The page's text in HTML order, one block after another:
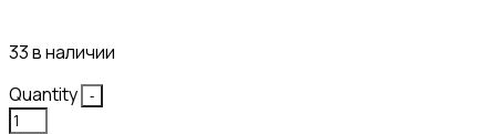
33 в наличии
Quantity
-